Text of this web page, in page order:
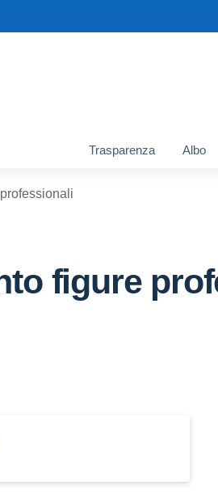
Trasparenza Albo
figure